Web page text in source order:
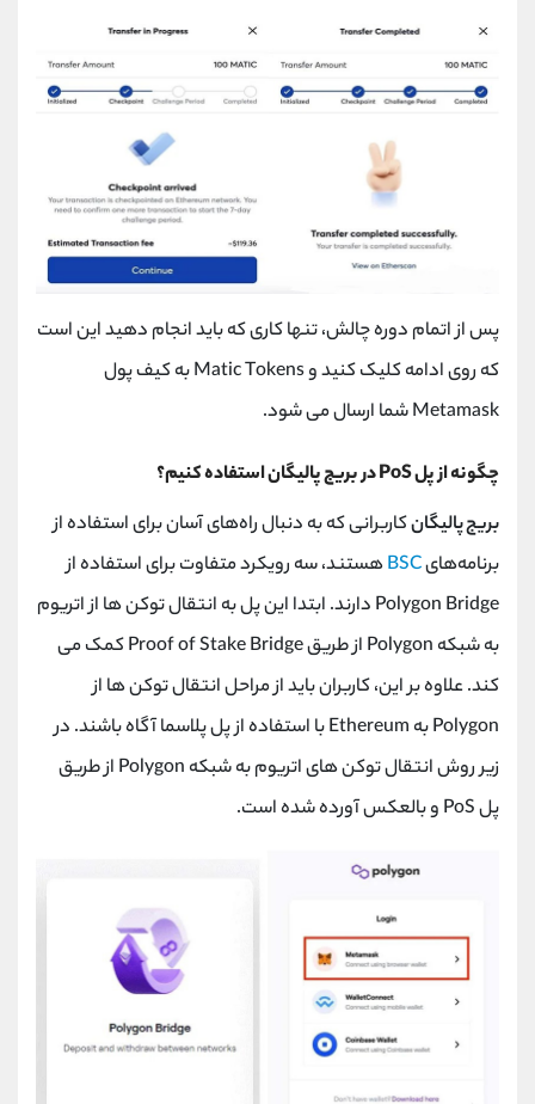
پس از اتمام دوره چالش، تنها کاری که باید انجام دهید این است
که روی ادامه کلیک کنید وMatic Tokensبه کیف پول
Metamaskشما ارسال می شود.
چگونه از پلPoSدر بریج پالیگان استفاده کنیم؟
بریج پالیگانکاربرانی که به دنبال راه‌های آسان برای استفاده از
برنامه‌هایBSCهستند، سه رویکرد متفاوت برای استفاده از
Polygon Bridge دارند. ابتدا این پل به انتقال توکن ها از اتریوم
به شبکه Polygon از طریقProof of Stake Bridgeکمک می
کند. علاوه بر این، کاربران باید از مراحل انتقال توکن ها از
Polygonبه Ethereumبا استفاده از پل پلاسما آگاه باشند. در
زیر روش انتقال توکن های اتریوم به شبکه Polygon از طریق
پلPoS و بالعکس آورده شده است.